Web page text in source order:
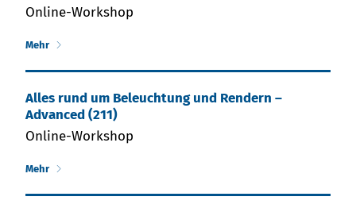
Online-Workshop
Mehr
Alles rund um Beleuchtung und Rendern –
Advanced (211)
Online-Workshop
Mehr